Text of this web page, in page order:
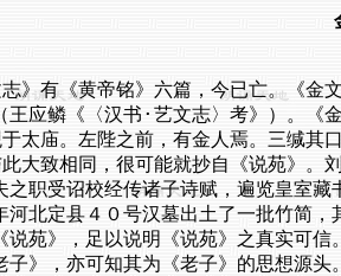
》有《黄帝铭》六篇，今已亡。《金
王应鳞《〈汉书·艺文志〉考》）。《
太庙。左陛之前，有金人焉。三缄其
大致相同，很可能就抄自《说苑》。
之职受诏校经传诸子诗赋，遍览皇室藏
河北定县４０号汉墓出土了一批竹简，
说苑》，足以说明《说苑》之真实可信
子》，亦可知其为《老子》的思想源头